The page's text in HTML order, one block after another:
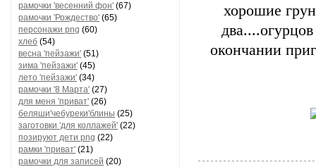
рамочки 'весенний фон' (67)
рамочки 'Рождество' (65)
персонажи png (60)
хлеб (54)
весна 'пейзажи' (51)
зима 'пейзажи' (45)
лето 'пейзажи' (34)
рамочки '8 Марта' (27)
для меня 'приват' (26)
беляши'чебуреки'блины (25)
заготовки 'для коллажей' (22)
позируют дети png (22)
рамки 'приват' (21)
рамочки для записей (20)
хорошие
окончании